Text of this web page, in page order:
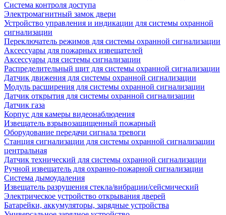
Система контроля доступа
Электромагнитный замок двери
Устройство управления и индикации для системы охранной
сигнализации
Переключатель режимов для системы охранной сигнализации
Аксессуары для пожарных извещателей
Аксессуары для системы сигнализации
Распределительный щит для системы охранной сигнализации
Датчик движения для системы охранной сигнализации
Модуль расширения для системы охранной сигнализации
Датчик открытия для системы охранной сигнализации
Датчик газа
Корпус для камеры видеонаблюдения
Извещатель взрывозащищенный пожарный
Оборудование передачи сигнала тревоги
Станция сигнализации для системы охранной сигнализации
центральная
Датчик технический для системы охранной сигнализации
Ручной извещатель для охранно-пожарной сигнализации
Система дымоудаления
Извещатель разрушения стекла/вибрации/сейсмический
Электрическое устройство открывания дверей
Батарейки, аккумуляторы, зарядные устройства